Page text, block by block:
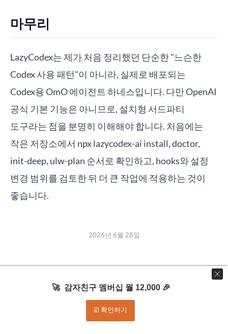
마무리
LazyCodex는 제가 처음 정리했던 단순한 "느슨한
Codex 사용 패턴"이 아니라, 실제로 배포되는
Codex용 OmO 에이전트 하네스입니다. 다만 OpenAI
공식 기본 기능은 아니므로, 설치형 서드파티
도구라는 점을 분명히 이해해야 합니다. 처음에는
작은 저장소에서 npx lazycodex-ai install, doctor,
init-deep, ulw-plan 순서로 확인하고, hooks와 설정
변경 범위를 검토한 뒤 더 큰 작업에 적용하는 것이
좋습니다.
2026년 6월 28일
PREVIOUS
MICROSOFT 365 E7, AI 에이전트 거버
넌스가 스타트업의 새 기준이 되는 이
🚀 감자친구 멤버십 월 12,000 🎉
☑️ 확인하기